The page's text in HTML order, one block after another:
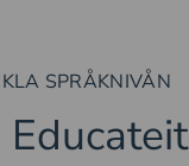
SPRÅKNIVÅN